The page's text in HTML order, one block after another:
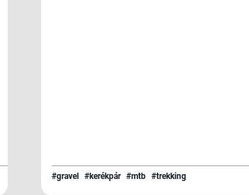
#gravel #kerékpár #mtb #trekking